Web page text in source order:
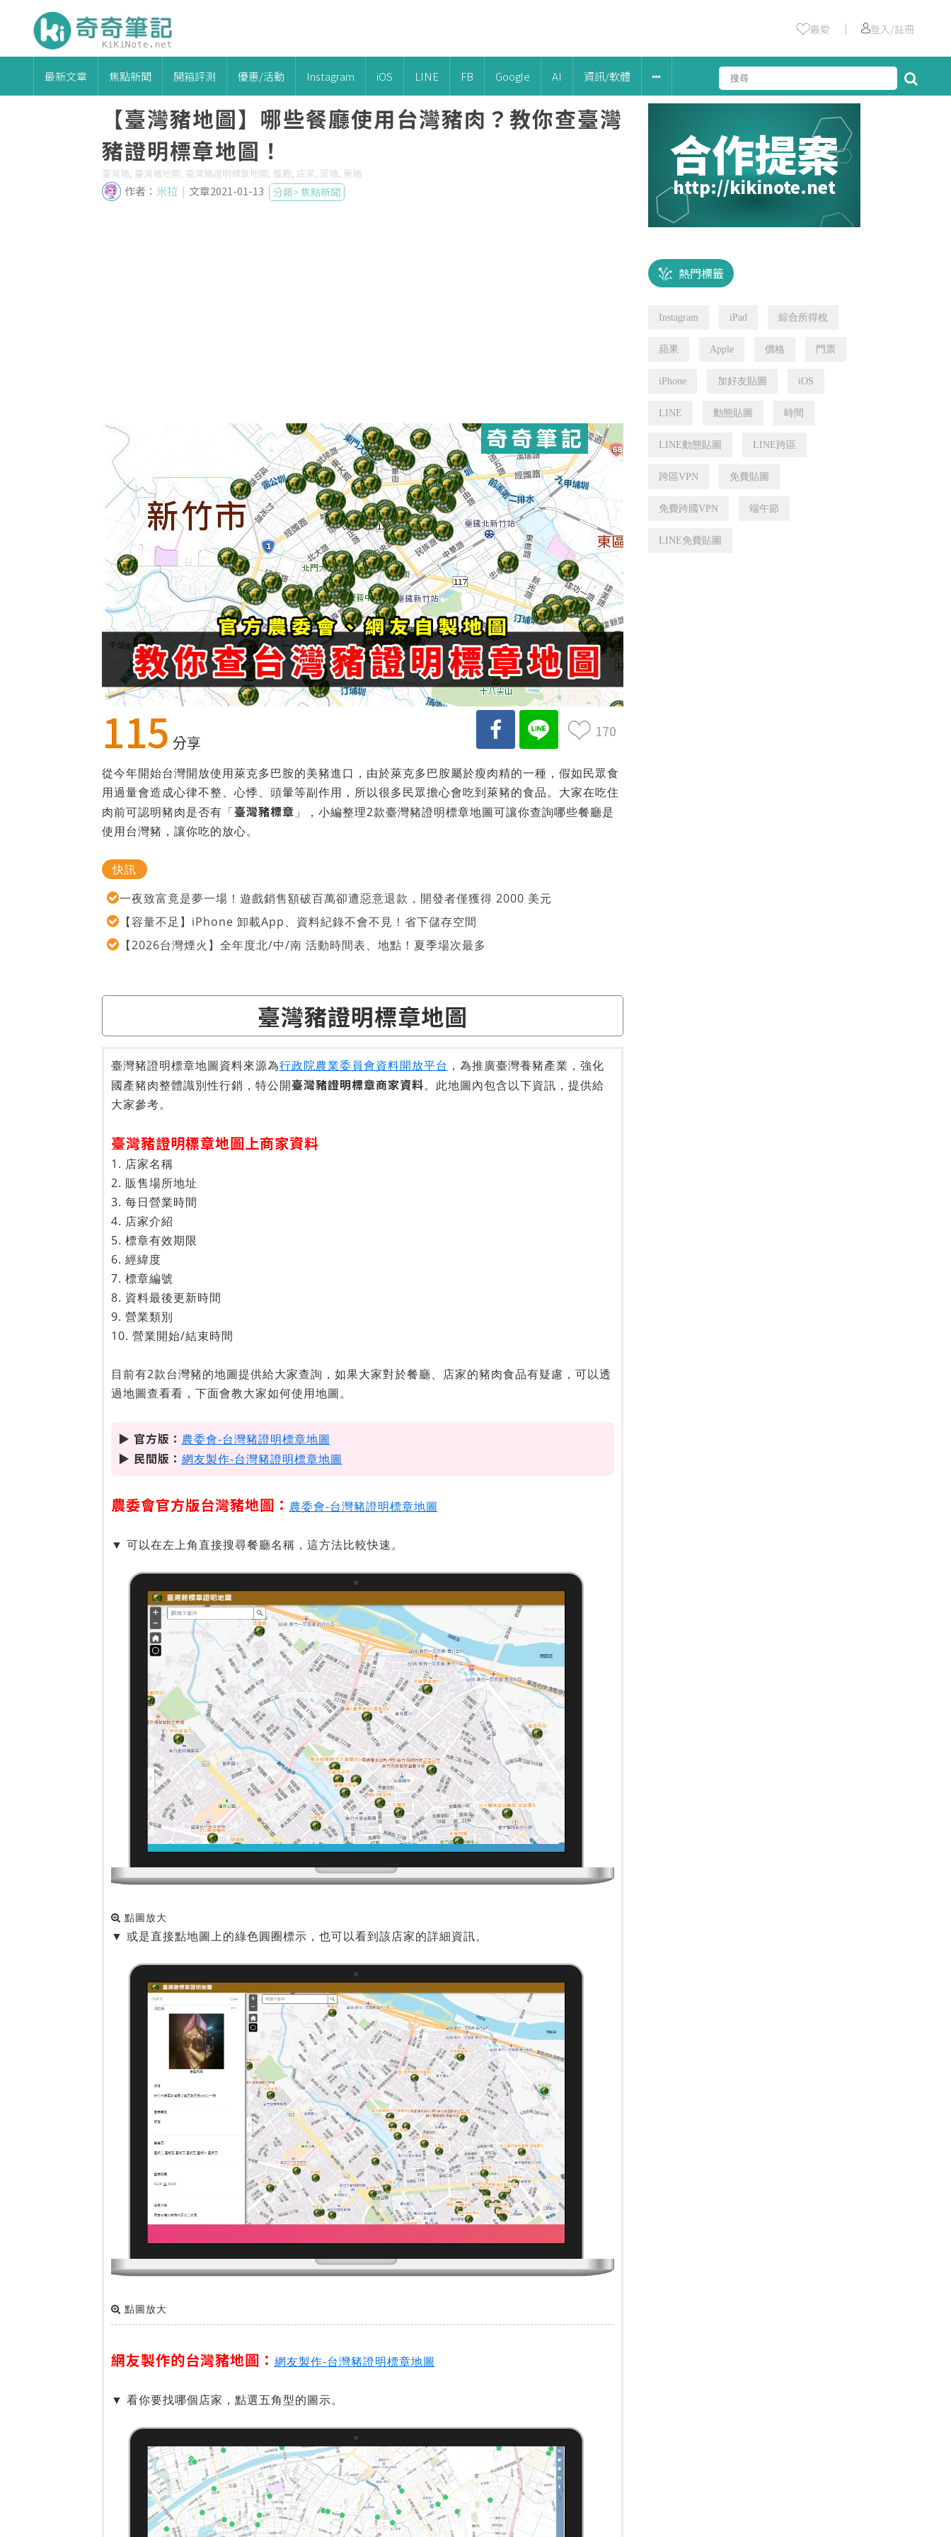
最愛 ｜ 登入/註冊
最新文章 焦點新聞 開箱評測 優惠/活動 Instagram iOS LINE FB Google AI 資訊/軟體
合作提案
http://kikinote.net
熱門標籤
Instagram iPad 綜合所得稅
蘋果 Apple 價格 門票
iPhone 加好友貼圖 iOS
LINE 動態貼圖 時間
LINE動態貼圖 LINE跨區
跨區VPN 免費貼圖
免費跨國VPN 端午節
LINE免費貼圖
【臺灣豬地圖】哪些餐廳使用台灣豬肉？教你查臺灣
豬證明標章地圖！
臺灣豬, 臺灣豬地圖, 臺灣豬證明標章地圖, 餐廳, 店家, 萊豬, 美豬
作者： 米拉 | 文章2021-01-13 分類>焦點新聞
115 分享
170
從今年開始台灣開放使用萊克多巴胺的美豬進口，由於萊克多巴胺屬於瘦肉精的一種，假如民眾食
用過量會造成心律不整、心悸、頭暈等副作用，所以很多民眾擔心會吃到萊豬的食品。大家在吃住
肉前可認明豬肉是否有「臺灣豬標章 」，小編整理2款臺灣豬證明標章地圖可讓你查詢哪些餐廳是
使用台灣豬，讓你吃的放心。
快訊
一夜致富竟是夢一場！遊戲銷售額破百萬卻遭惡意退款，開發者僅獲得 2000 美元
【容量不足】iPhone 卸載App、資料紀錄不會不見！省下儲存空間
【2026台灣煙火】全年度北/中/南 活動時間表、地點！夏季場次最多
臺灣豬證明標章地圖
臺灣豬證明標章地圖資料來源為行政院農業委員會資料開放平台 ，為推廣臺灣養豬產業，強化
國產豬肉整體識別性行銷，特公開臺灣豬證明標章商家資料。此地圖內包含以下資訊，提供給
大家參考。
臺灣豬證明標章地圖上商家資料
1. 店家名稱
2. 販售場所地址
3. 每日營業時間
4. 店家介紹
5. 標章有效期限
6. 經緯度
7. 標章編號
8. 資料最後更新時間
9. 營業類別
10. 營業開始/結束時間
目前有2款台灣豬的地圖提供給大家查詢，如果大家對於餐廳、店家的豬肉食品有疑慮，可以透
過地圖查看看，下面會教大家如何使用地圖。
▶ 官方版： 農委會-台灣豬證明標章地圖
▶ 民間版： 網友製作-台灣豬證明標章地圖
農委會官方版台灣豬地圖： 農委會-台灣豬證明標章地圖
▼ 可以在左上角直接搜尋餐廳名稱，這方法比較快速。
點圖放大
▼ 或是直接點地圖上的綠色圓圈標示，也可以看到該店家的詳細資訊。
點圖放大
網友製作的台灣豬地圖： 網友製作-台灣豬證明標章地圖
▼ 看你要找哪個店家，點選五角型的圖示。